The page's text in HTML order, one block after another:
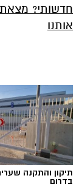
חדשותי?
אותנו
תיקון והתקנה
בדרום